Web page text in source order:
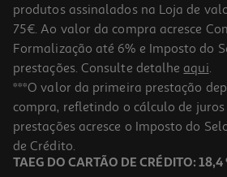
Velociraptor Clementoni
12.99 €/un
12,99 €
produtos assinalados na Loja de
75€. Ao valor da compra acresce
Formalização até 6% e Imposto do
prestações. Consulte detalhe aqui.
***O valor da primeira prestação
compra, refletindo o cálculo de
prestações acresce o Imposto do
de Crédito.
TAEG DO CARTÃO DE CRÉDITO: 18,4